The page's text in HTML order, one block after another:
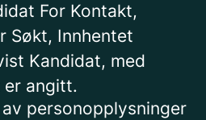
For Kontakt,
Søkt, Innhentet
Kandidat, med
er angitt.
av personopplysninger